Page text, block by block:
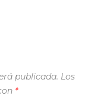
publicada. Los
*